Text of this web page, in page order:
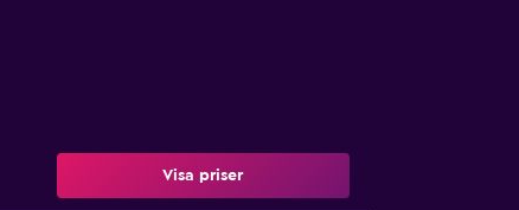
Visa priser